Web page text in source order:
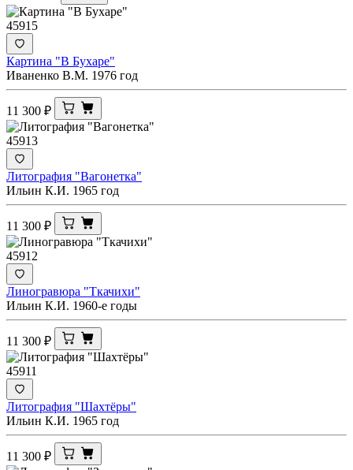
45915
Картина "В Бухаре"
Иваненко В.М. 1976 год
11 300 ₽
45913
Литография "Вагонетка"
Ильин К.И. 1965 год
11 300 ₽
45912
Линогравюра "Ткачихи"
Ильин К.И. 1960-е годы
11 300 ₽
45911
Литография "Шахтёры"
Ильин К.И. 1965 год
11 300 ₽